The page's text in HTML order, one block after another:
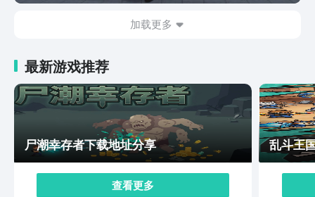
加载更多
最新游戏推荐
尸潮幸存者下载地址分享
查看更多
乱斗王